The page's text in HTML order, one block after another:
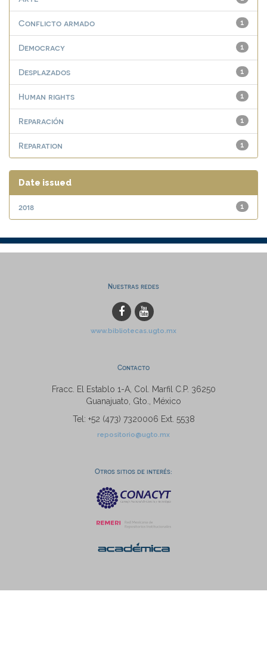
1
Conflicto armado
1
Democracy
1
Desplazados
1
Human rights
1
Reparación
1
Reparation
Date issued
1
2018
Nuestras redes
www.bibliotecas.ugto.mx
Contacto
Fracc. El Establo 1-A, Col. Marfil C.P. 36250
Guanajuato, Gto., México
Tel: +52 (473) 7320006 Ext. 5538
repositorio@ugto.mx
Otros sitios de interés: